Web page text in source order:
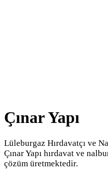
Çınar Yapı
Lüleburgaz Hırdavatçı ve
Çınar Yapı hırdavat ve
çözüm üretmektedir.